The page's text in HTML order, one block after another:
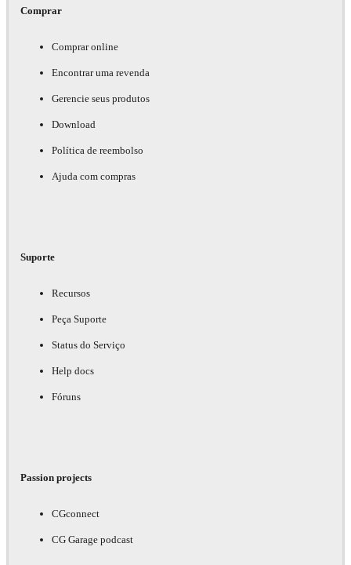
Comprar
Comprar online
Encontrar uma revenda
Gerencie seus produtos
Download
Política de reembolso
Ajuda com compras
Suporte
Recursos
Peça Suporte
Status do Serviço
Help docs
Fóruns
Passion projects
CGconnect
CG Garage podcast